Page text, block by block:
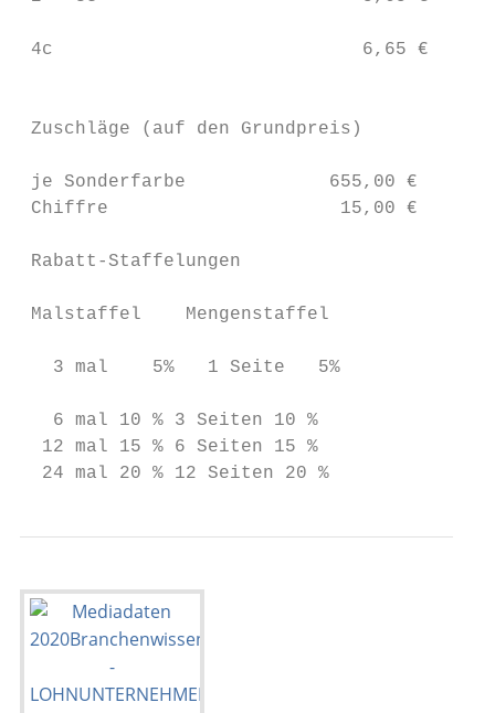
4c                            6,65 €
Zuschläge (auf den Grundpreis)
je Sonderfarbe             655,00 €
Chiffre                     15,00 €     Die
Rabatt-Staffelungen
Malstaffel    Mengenstaffel
3 mal    5%   1 Seite   5%
6 mal 10 % 3 Seiten 10 %
  12 mal 15 % 6 Seiten 15 %
  24 mal 20 % 12 Seiten 20 %